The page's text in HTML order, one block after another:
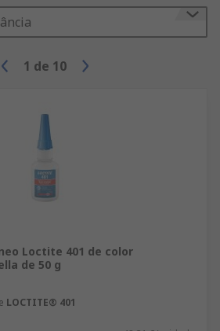
1 de 10
Loctite 401 de color
de 50 g
LOCTITE® 401